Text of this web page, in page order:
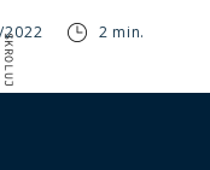
2 min.
SKROLUJ W DÓŁ